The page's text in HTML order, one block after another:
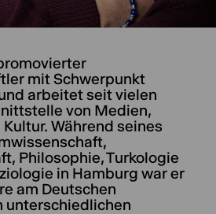
mit Schwerpunkt
arbeitet seit vielen
von Medien,
Während seines
Philosophie, Turkologie
in Hamburg war er
am Deutschen
unterschiedlichen